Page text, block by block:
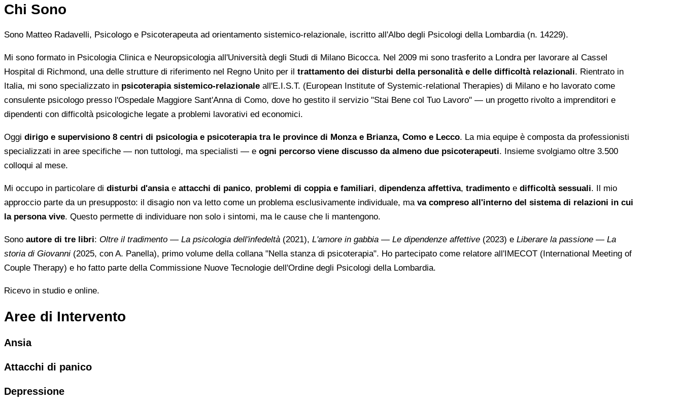
Chi Sono
Sono Matteo Radavelli, Psicologo e Psicoterapeuta ad orientamento sistemico-relazionale, iscritto all'Albo degli Psicologi della Lombardia (n. 14229).
Mi sono formato in Psicologia Clinica e Neuropsicologia all'Università degli Studi di Milano Bicocca. Nel 2009 mi sono trasferito a Londra per lavorare al Cassel
Hospital di Richmond, una delle strutture di riferimento nel Regno Unito per il trattamento dei disturbi della personalità e delle difficoltà relazionali. Rientrato in
Italia, mi sono specializzato in psicoterapia sistemico-relazionale all'E.I.S.T. (European Institute of Systemic-relational Therapies) di Milano e ho lavorato come
consulente psicologo presso l'Ospedale Maggiore Sant'Anna di Como, dove ho gestito il servizio "Stai Bene col Tuo Lavoro" — un progetto rivolto a imprenditori e
dipendenti con difficoltà psicologiche legate a problemi lavorativi ed economici.
Oggi dirigo e supervisiono 8 centri di psicologia e psicoterapia tra le province di Monza e Brianza, Como e Lecco. La mia equipe è composta da professionisti
specializzati in aree specifiche — non tuttologi, ma specialisti — e ogni percorso viene discusso da almeno due psicoterapeuti. Insieme svolgiamo oltre 3.500
colloqui al mese.
Mi occupo in particolare di disturbi d'ansiae attacchi di panico, problemi di coppia e familiari, dipendenza affettiva, tradimento e difficoltà sessuali. Il mio
approccio parte da un presupposto: il disagio non va letto come un problema esclusivamente individuale, ma va compreso all'interno del sistema di relazioni in cui
la persona vive. Questo permette di individuare non solo i sintomi, ma le cause che li mantengono.
Sono autore di tre libri: Oltre il tradimento — La psicologia dell'infedeltà (2021), L'amore in gabbia — Le dipendenze affettive (2023) e Liberare la passione — La
storia di Giovanni (2025, con A. Panella), primo volume della collana "Nella stanza di psicoterapia". Ho partecipato come relatore all'IMECOT (International Meeting of
Couple Therapy) e ho fatto parte della Commissione Nuove Tecnologie dell'Ordine degli Psicologi della Lombardia.
Ricevo in studio e online.
Aree di Intervento
Ansia
Attacchi di panico
Depressione